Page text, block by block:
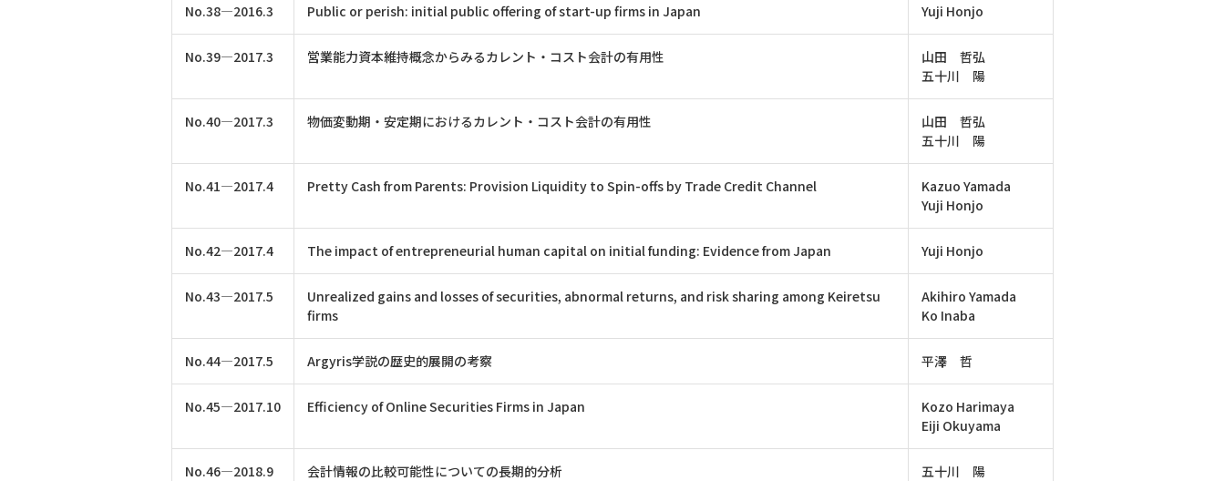
No.38―2016.3 Public or perish: initial public offering of start-up firms in Japan Yuji Honjo
No.39―2017.3 営業能力資本維持概念からみるカレント・コスト会計の有用性
山田 哲弘
五十川 陽
No.40―2017.3 物価変動期・安定期におけるカレント・コスト会計の有用性
山田 哲弘
五十川 陽
No.41―2017.4 Pretty Cash from Parents: Provision Liquidity to Spin-offs by Trade Credit Channel
Kazuo Yamada
Yuji Honjo
No.42―2017.4 The impact of entrepreneurial human capital on initial funding: Evidence from Japan Yuji Honjo
No.43―2017.5
Unrealized gains and losses of securities, abnormal returns, and risk sharing among Keiretsu
firms
Akihiro Yamada
Ko Inaba
No.44―2017.5 Argyris学説の歴史的展開の考察 平澤 哲
No.45―2017.10 Efficiency of Online Securities Firms in Japan
Kozo Harimaya
Eiji Okuyama
No.46―2018.9 会計情報の比較可能性についての長期的分析 五十川 陽